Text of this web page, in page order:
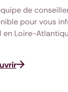
de
pour vous
en Loire-